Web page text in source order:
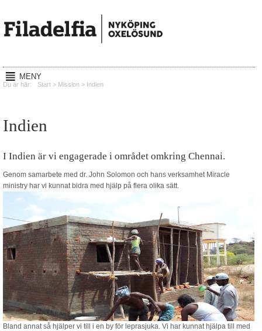
MENY
Hem
Reachout
Lyssna
Om oss
Kontakt
Blogg
Sitemap
Du är här: Start > Mission > Indien
Indien
I Indien är vi engagerade i området omkring Chennai.
Genom samarbete med dr. John Solomon och hans verksamhet Miracle
ministry har vi kunnat bidra med hjälp på flera olika sätt.
Bland annat så hjälper vi till i en by för leprasjuka. Vi har kunnat hjälpa till med